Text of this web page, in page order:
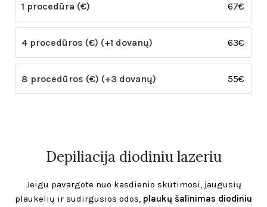
67€
63€
55€
Depiliacija diodiniu lazeriu
Jeigu pavargote nuo kasdienio skutimosi, įaugusių
plaukelių ir sudirgusios odos, plaukų šalinimas diodiniu